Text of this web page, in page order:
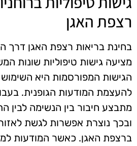
רצפת האגן
בחינת בריאות רצפת האגן דרך
מציעה גישות טיפוליות שונות
הגישות המפורסמות היא
להעצמת המודעות הגופנית.
מתבצע חיבור בין הנשימה לבין
ובכך נוצרת אפשרות לגשת
ברצפת האגן. כאשר המודעות